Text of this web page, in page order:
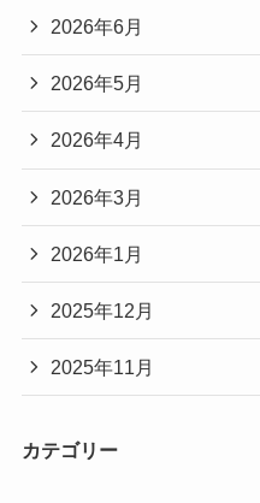
2026年6月
2026年5月
2026年4月
2026年3月
2026年1月
2025年12月
2025年11月
カテゴリー